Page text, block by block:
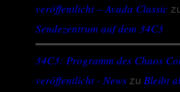
veröffentlicht – Avada Classic
Sendezentrum auf dem 34C3
34C3: Programm des Chaos
veröffentlicht - News zu Bleibt